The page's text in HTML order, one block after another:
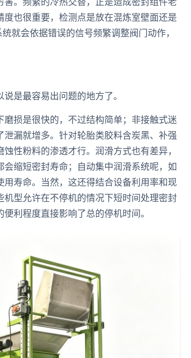
也很重要，检测点是放在混炼室壁面还是
就会依据错误的信号频繁调整阀门动作，
是最容易出问题的地方了。
损是很快的，不过结构简单；非接触式迷
漏就增多。针对轮胎类胶料含炭黑、补强
性粉料的渗透才行。润滑方式也有差异，
缩短密封寿命；自动集中润滑系统呢，如
寿命。当然，这还得结合设备利用率和现
型允许在不停机的情况下短时间处理密封
利程度直接影响了总的停机时间。